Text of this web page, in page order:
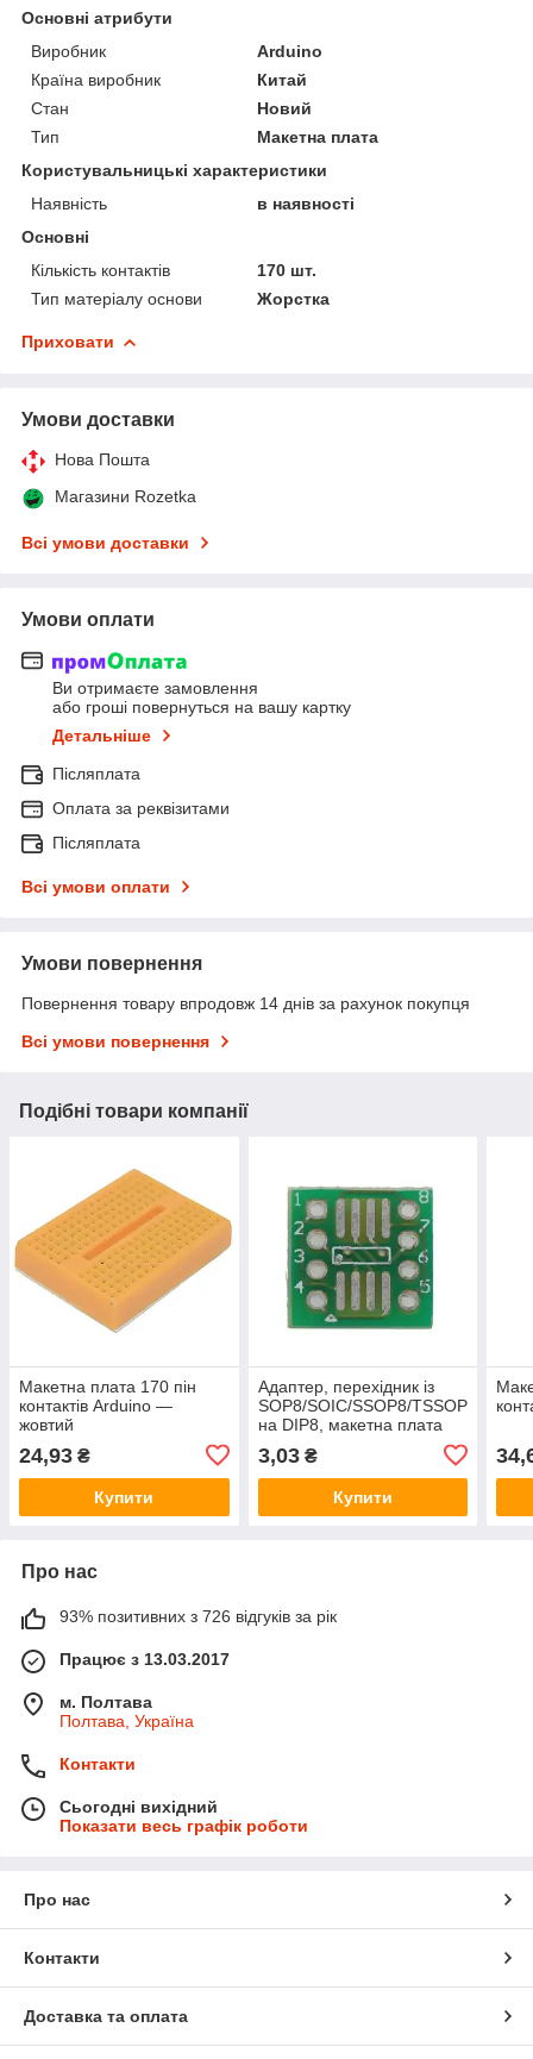
Основні атрибути
Виробник
Arduino
Країна виробник
Китай
Стан
Новий
Тип
Макетна плата
Користувальницькі характеристики
Наявність
в наявності
Основні
Кількість контактів
170 шт.
Тип матеріалу основи
Жорстка
Приховати
Умови доставки
Нова Пошта
Магазини Rozetka
Всі умови доставки
Умови оплати
Ви отримаєте замовлення
або гроші повернуться на вашу картку
Детальніше
Післяплата
Оплата за реквізитами
Післяплата
Всі умови оплати
Умови повернення
Повернення товару впродовж 14 днів за рахунок покупця
Всі умови повернення
Подібні товари компанії
Макетна плата 170 пін
контактів Arduino —
жовтий
24,93 ₴
Купити
Адаптер, перехідник із
SOP8/SOIC/SSOP8/TSSOP
на DIP8, макетна плата
3,03₴
Купити
Про нас
93% позитивних з 726 відгуків за рік
Працює з 13.03.2017
м. Полтава
Полтава, Україна
Контакти
Сьогодні вихідний
Показати весь графік роботи
Про нас
Контакти
Доставка та оплата